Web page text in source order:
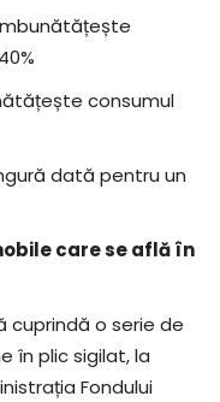
consumul
dată pentru un
care se află în
cuprindă o serie de
în plic sigilat, la
Fondului